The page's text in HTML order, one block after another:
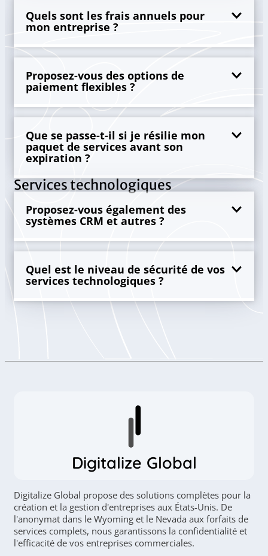
Quels sont les frais annuels pour
mon entreprise ?
Proposez-vous des options de
paiement flexibles ?
Que se passe-t-il si je résilie mon
paquet de services avant son
expiration ?
Services technologiques
Proposez-vous également des
systèmes CRM et autres ?
Quel est le niveau de sécurité de vos
services technologiques ?
Digitalize Global
Digitalize Global propose des solutions complètes pour la
création et la gestion d'entreprises aux États-Unis. De
l'anonymat dans le Wyoming et le Nevada aux forfaits de
services complets, nous garantissons la confidentialité et
l'efficacité de vos entreprises commerciales.